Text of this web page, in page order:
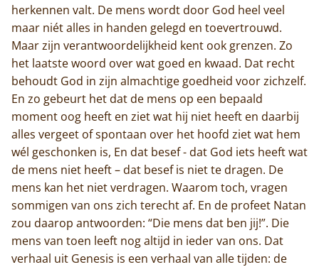
herkennen valt. De mens wordt door God heel veel
maar niét alles in handen gelegd en toevertrouwd.
Maar zijn verantwoordelijkheid kent ook grenzen. Zo
het laatste woord over wat goed en kwaad. Dat recht
behoudt God in zijn almachtige goedheid voor zichzelf.
En zo gebeurt het dat de mens op een bepaald
moment oog heeft en ziet wat hij niet heeft en daarbij
alles vergeet of spontaan over het hoofd ziet wat hem
wél geschonken is, En dat besef - dat God iets heeft wat
de mens niet heeft – dat besef is niet te dragen. De
mens kan het niet verdragen. Waarom toch, vragen
sommigen van ons zich terecht af. En de profeet Natan
zou daarop antwoorden: “Die mens dat ben jij!”. Die
mens van toen leeft nog altijd in ieder van ons. Dat
verhaal uit Genesis is een verhaal van alle tijden: de